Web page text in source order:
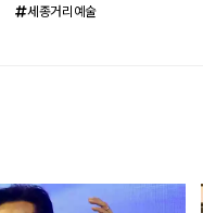
세종거리예술